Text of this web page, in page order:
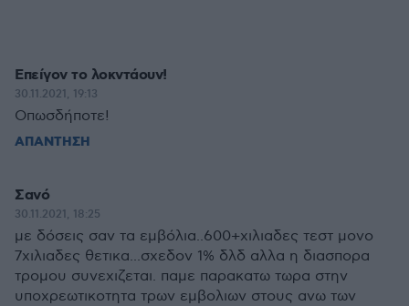
Επείγον το λοκντάουν!
30.11.2021, 19:13
Οπωσδήποτε!
ΑΠΑΝΤΗΣΗ
Σανό
30.11.2021, 18:25
με δόσεις σαν τα εμβόλια..600+χιλιαδες τεστ μονο
7χιλιαδες θετικα...σχεδον 1% δλδ αλλα η διασπορα
τρομου συνεχιζεται. παμε παρακατω τωρα στην
υποχρεωτικοτητα τρων εμβολιων στους ανω των